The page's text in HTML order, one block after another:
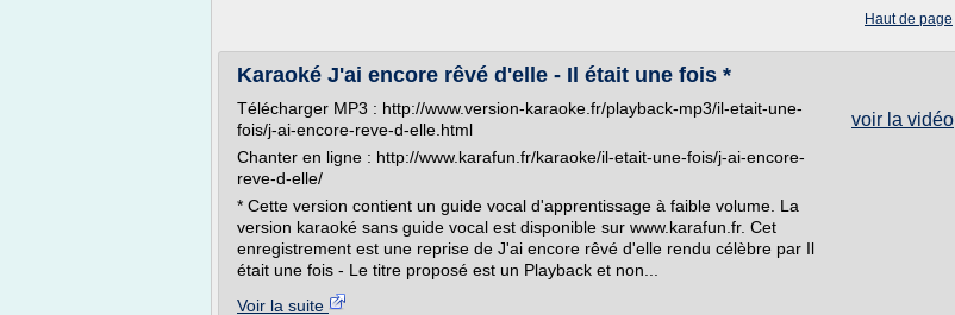
Haut de page
Karaoké J'ai encore rêvé d'elle - Il était une fois *
voir la vidéo
Télécharger MP3 : http://www.version-karaoke.fr/playback-mp3/il-etait-une-
fois/j-ai-encore-reve-d-elle.html
Chanter en ligne : http://www.karafun.fr/karaoke/il-etait-une-fois/j-ai-encore-
reve-d-elle/
* Cette version contient un guide vocal d'apprentissage à faible volume. La
version karaoké sans guide vocal est disponible sur www.karafun.fr. Cet
enregistrement est une reprise de J'ai encore rêvé d'elle rendu célèbre par Il
était une fois - Le titre proposé est un Playback et non...
Voir la suite